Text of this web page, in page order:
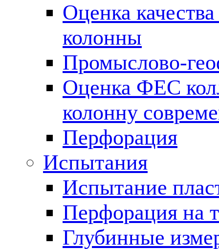
Оценка
колонны
Промыслово-
Оценка ФЕС
колонну
Перфорация
Испытания
Испытание
Перфорация на
Глубинные